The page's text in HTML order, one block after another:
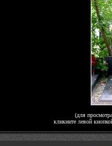
(для
кликните левой